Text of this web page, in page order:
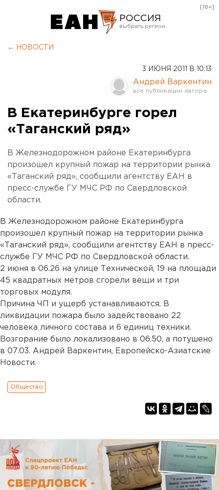
РОССИЯ
Оренбург
[18+]
← НОВОСТИ
3 ИЮНЯ 2011 В 10:13
Андрей Варкентин
В Екатеринбурге горел
«Таганский ряд»
В Железнодорожном районе Екатеринбурга
произошел крупный пожар на территории рынка
«Таганский ряд», сообщили агентству ЕАН в
пресс-службе ГУ МЧС РФ по Свердловской
области.
В Железнодорожном районе Екатеринбурга
произошел крупный пожар на территории рынка
«Таганский ряд», сообщили агентству ЕАН в пресс-
службе ГУ МЧС РФ по Свердловской области.
2 июня в 06.26 на улице Технической, 19 на площади
45 квадратных метров сгорели вещи и три
торговых модуля.
Причина ЧП и ущерб устанавливаются. В
ликвидации пожара было задействовано 22
человека личного состава и 6 единиц техники.
Возгорание было локализовано в 06.50, а потушено
в 07.03. Андрей Варкентин, Европейско-Азиатские
Новости.
Общество